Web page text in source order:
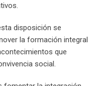
disposición se
la formación integral
que
social.